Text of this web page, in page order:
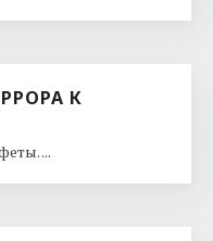
К
...